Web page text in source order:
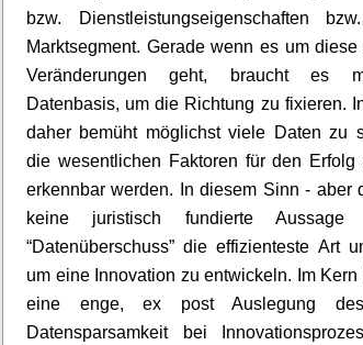
bzw. Dienstleistungseigenschaften
Marktsegment. Gerade wenn es um
Veränderungen geht, braucht es
Datenbasis, um die Richtung zu fixieren.
daher bemüht möglichst viele Daten zu
die wesentlichen Faktoren für den Erfolg
erkennbar werden. In diesem Sinn - aber
keine juristisch fundierte
“Datenüberschuss” die effizienteste Art
um eine Innovation zu entwickeln. Im
eine enge, ex post Auslegung
Datensparsamkeit bei